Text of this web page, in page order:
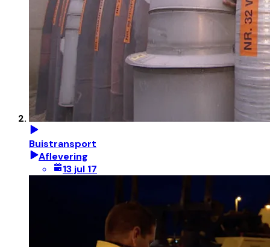
Buistransport
Aflevering
13 jul 17